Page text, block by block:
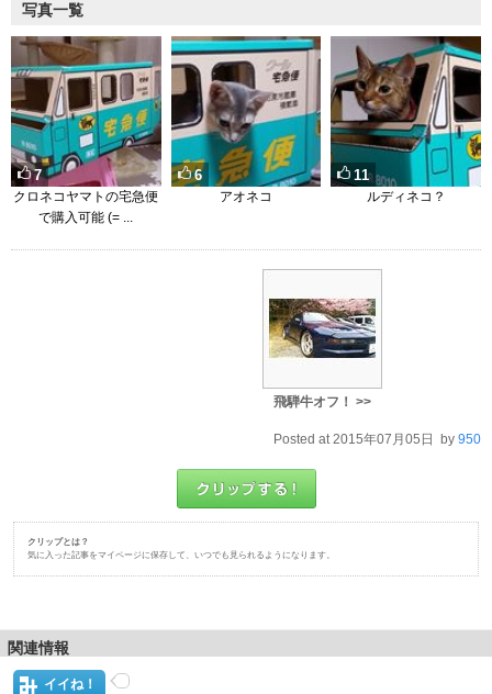
写真一覧
7
クロネコヤマトの宅急便
で購入可能 (= ...
6
アオネコ
11
ルディネコ？
飛騨牛オフ！ >>
Posted at 2015年07月05日 by 950
クリップとは？
気に入った記事をマイページに保存して、いつでも見られるようになります。
関連情報
イイね！